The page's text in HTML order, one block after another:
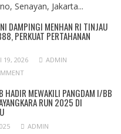
Senayan, Jakarta...
DAMPINGI MENHAN RI TINJAU
PERKUAT PERTAHANAN
19, 2026
ADMIN
HADIR MEWAKILI PANGDAM I/BB
RUN 2025 DI
ADMIN